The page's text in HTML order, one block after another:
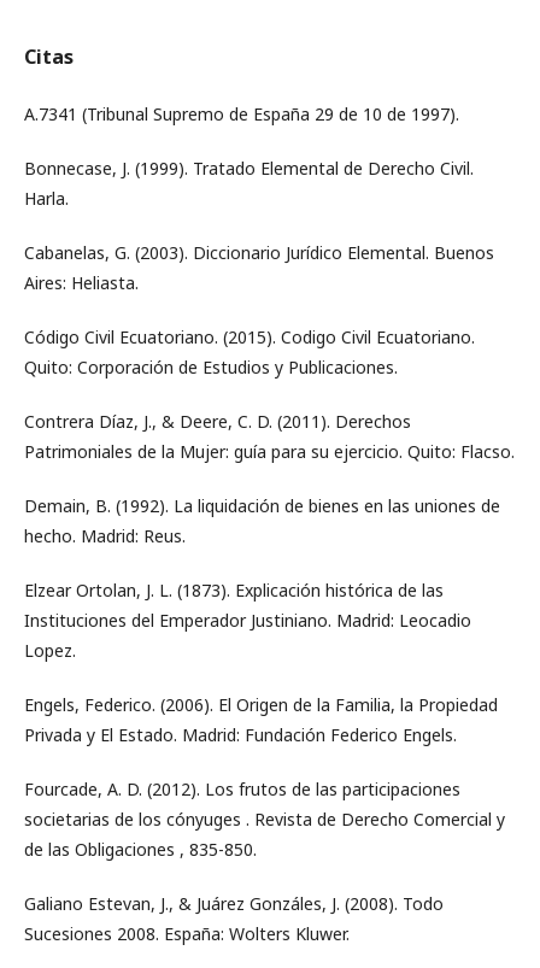
Citas
A.7341 (Tribunal Supremo de España 29 de 10 de 1997).
Bonnecase, J. (1999). Tratado Elemental de Derecho Civil.
Harla.
Cabanelas, G. (2003). Diccionario Jurídico Elemental. Buenos
Aires: Heliasta.
Código Civil Ecuatoriano. (2015). Codigo Civil Ecuatoriano.
Quito: Corporación de Estudios y Publicaciones.
Contrera Díaz, J., & Deere, C. D. (2011). Derechos
Patrimoniales de la Mujer: guía para su ejercicio. Quito: Flacso.
Demain, B. (1992). La liquidación de bienes en las uniones de
hecho. Madrid: Reus.
Elzear Ortolan, J. L. (1873). Explicación histórica de las
Instituciones del Emperador Justiniano. Madrid: Leocadio
Lopez.
Engels, Federico. (2006). El Origen de la Familia, la Propiedad
Privada y El Estado. Madrid: Fundación Federico Engels.
Fourcade, A. D. (2012). Los frutos de las participaciones
societarias de los cónyuges . Revista de Derecho Comercial y
de las Obligaciones , 835-850.
Galiano Estevan, J., & Juárez Gonzáles, J. (2008). Todo
Sucesiones 2008. España: Wolters Kluwer.